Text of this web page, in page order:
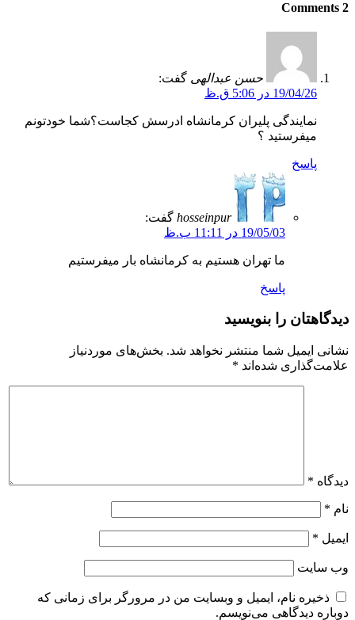
2 Comments
حسن عبدالهی گفت:
19/04/26 در 5:06 ق.ظ
نمایندگی پلیران کرمانشاه ادرسش کجاست؟شما‌ خودتونم
میفرستید ؟
پاسخ
hosseinpur گفت:
19/05/03 در 11:11 ب.ظ
ما‌ تهران هستیم به کرمانشاه بار میفرستیم
پاسخ
دیدگاهتان را بنویسید
نشانی ایمیل شما منتشر نخواهد شد. بخش‌های موردنیاز
علامت‌گذاری شده‌اند *
دیدگاه *
نام *
ایمیل *
وب‌ سایت
ذخیره نام، ایمیل و وبسایت من در مرورگر برای زمانی که
دوباره دیدگاهی می‌نویسم.